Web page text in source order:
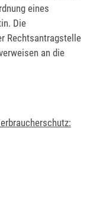
eines
Die
Rechtsantragstelle
an die